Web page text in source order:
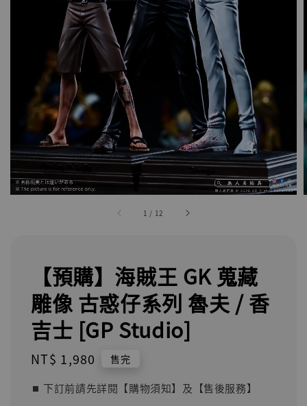
1 / 12
【預購】海賊王 GK 蒐藏
雕像 古惑仔系列 魯夫 / 香
吉士 [GP Studio]
Regular
NT$ 1,980 售完
⏹︎ 下訂前請先詳閱【購物須知】及【售後服務】